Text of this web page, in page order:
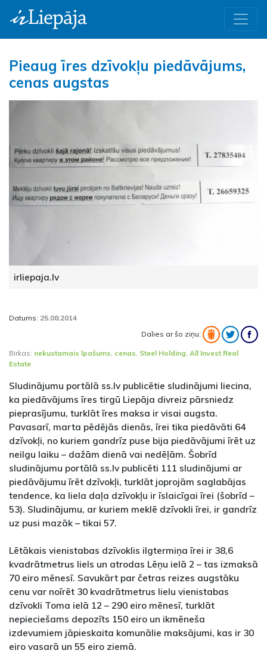
Pieaug īres dzīvokļu piedāvājums,
cenas augstas
irliepaja.lv
Datums: 25.08.2014
Dalies ar šo ziņu:
Birkas: nekustamais īpašums, cenas, Steel Holding, All Invest Real
Estate
Sludinājumu portālā ss.lv publicētie sludinājumi liecina,
ka piedāvājums īres tirgū Liepāja divreiz pārsniedz
pieprasījumu, turklāt īres maksa ir visai augsta.
Pavasarī, marta pēdējās dienās, īrei tika piedāvāti 64
dzīvokļi, no kuriem gandrīz puse bija piedāvājumi īrēt uz
neilgu laiku – dažām dienā vai nedēļām. Šobrīd
sludinājumu portālā ss.lv publicēti 111 sludinājumi ar
piedāvājumu īrēt dzīvokļi, turklāt joprojām saglabājas
tendence, ka liela daļa dzīvokļu ir īslaicīgai īrei (šobrīd –
53). Sludinājumu, ar kuriem meklē dzīvokli īrei, ir gandrīz
uz pusi mazāk – tikai 57.
Lētākais vienistabas dzīvoklis ilgtermiņa īrei ir 38,6
kvadrātmetrus liels un atrodas Lēņu ielā 2 – tas izmaksā
70 eiro mēnesī. Savukārt par četras reizes augstāku
cenu var noīrēt 30 kvadrātmetrus lielu vienistabas
dzīvokli Toma ielā 12 – 290 eiro mēnesī, turklāt
nepieciešams depozīts 150 eiro un ikmēneša
izdevumiem jāpieskaita komunālie maksājumi, kas ir 30
eiro vasarā un 55 eiro ziemā.